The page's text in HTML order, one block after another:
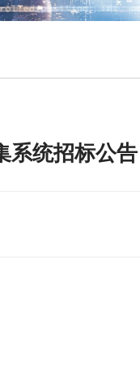
系统招标公告